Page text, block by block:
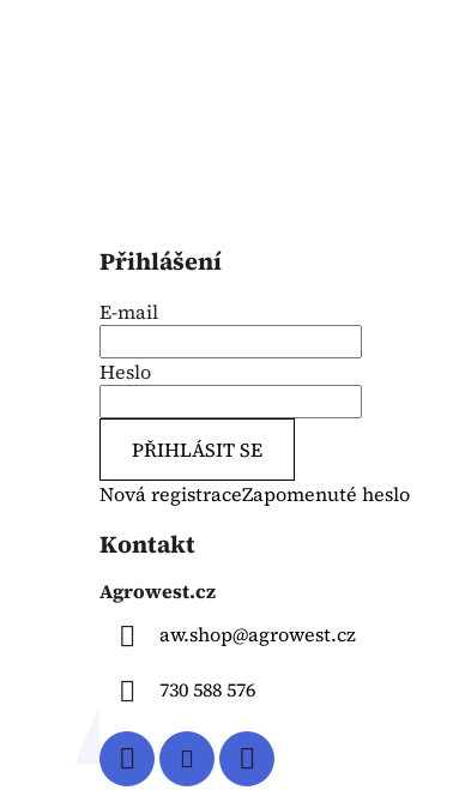
Přihlášení
E-mail
Heslo
PŘIHLÁSIT SE
Nová registraceZapomenuté heslo
Kontakt
Agrowest.cz
aw.shop@agrowest.cz
730 588 576